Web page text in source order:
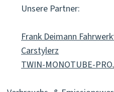
Unsere Partner:
Frank Deimann
Carstylerz
TWIN-MONOTUBE-